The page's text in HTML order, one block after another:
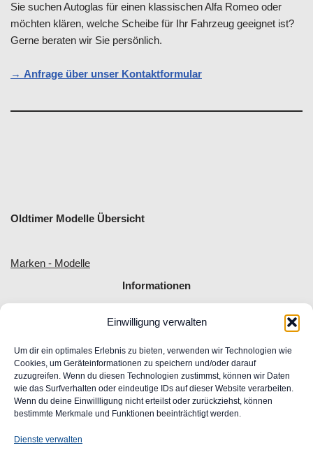
Einwilligung verwalten
Um dir ein optimales Erlebnis zu bieten, verwenden wir Technologien wie
Cookies, um Geräteinformationen zu speichern und/oder darauf
zuzugreifen. Wenn du diesen Technologien zustimmst, können wir Daten
wie das Surfverhalten oder eindeutige IDs auf dieser Website verarbeiten.
Wenn du deine Einwillligung nicht erteilst oder zurückziehst, können
bestimmte Merkmale und Funktionen beeinträchtigt werden.
Dienste verwalten
Sie suchen Autoglas für einen klassischen Alfa Romeo oder
möchten klären, welche Scheibe für Ihr Fahrzeug geeignet ist?
Gerne beraten wir Sie persönlich.
→ Anfrage über unser Kontaktformular
Oldtimer Modelle Übersicht
Marken - Modelle
Informationen
Allgemeine Geschäftsbedingungen
Impressum
Widerrufsrecht
Datenschutz
FAQ
Unser Engagement für Barrierefreiheit im Web
Ansprechpartner